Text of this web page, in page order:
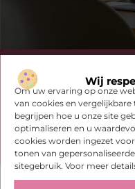
Wij
Om uw ervaring op onze
van cookies en
begrijpen hoe u onze site
optimaliseren en u
cookies worden ingezet
tonen van
sitegebruik. Voor meer
Heb je deze
Ontdek de boeiende en
petto hebben en mis onze
onderwerpen en blijf op de